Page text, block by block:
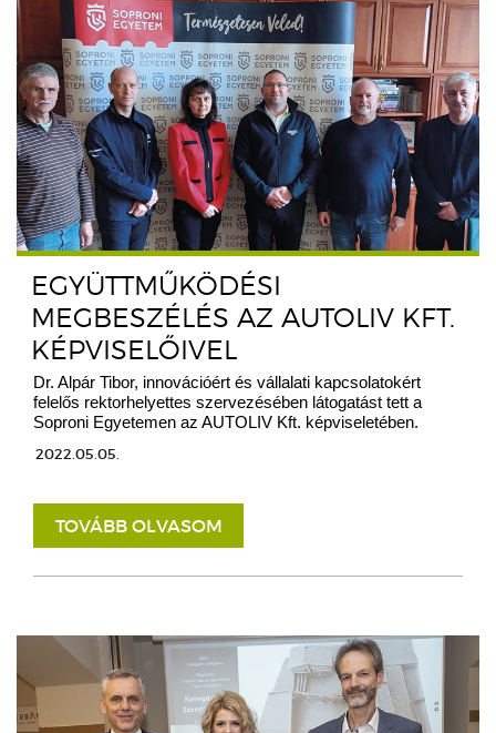
EGYÜTTMŰKÖDÉSI
MEGBESZÉLÉS AZ AUTOLIV KFT.
KÉPVISELŐIVEL
Dr. Alpár Tibor, innovációért és vállalati kapcsolatokért
felelős rektorhelyettes szervezésében látogatást tett a
Soproni Egyetemen az AUTOLIV Kft. képviseletében.
2022.05.05.
TOVÁBB OLVASOM